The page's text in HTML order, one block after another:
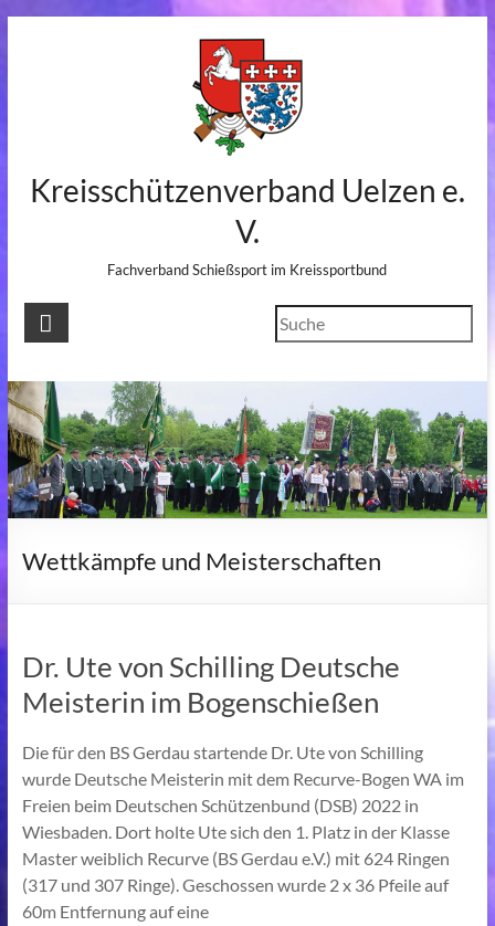
Kreisschützenverband Uelzen e.
V.
Fachverband Schießsport im Kreissportbund
Wettkämpfe und Meisterschaften
Dr. Ute von Schilling Deutsche
Meisterin im Bogenschießen
Die für den BS Gerdau startende Dr. Ute von Schilling
wurde Deutsche Meisterin mit dem Recurve-Bogen WA im
Freien beim Deutschen Schützenbund (DSB) 2022 in
Wiesbaden. Dort holte Ute sich den 1. Platz in der Klasse
Master weiblich Recurve (BS Gerdau e.V.) mit 624 Ringen
(317 und 307 Ringe). Geschossen wurde 2 x 36 Pfeile auf
60m Entfernung auf eine